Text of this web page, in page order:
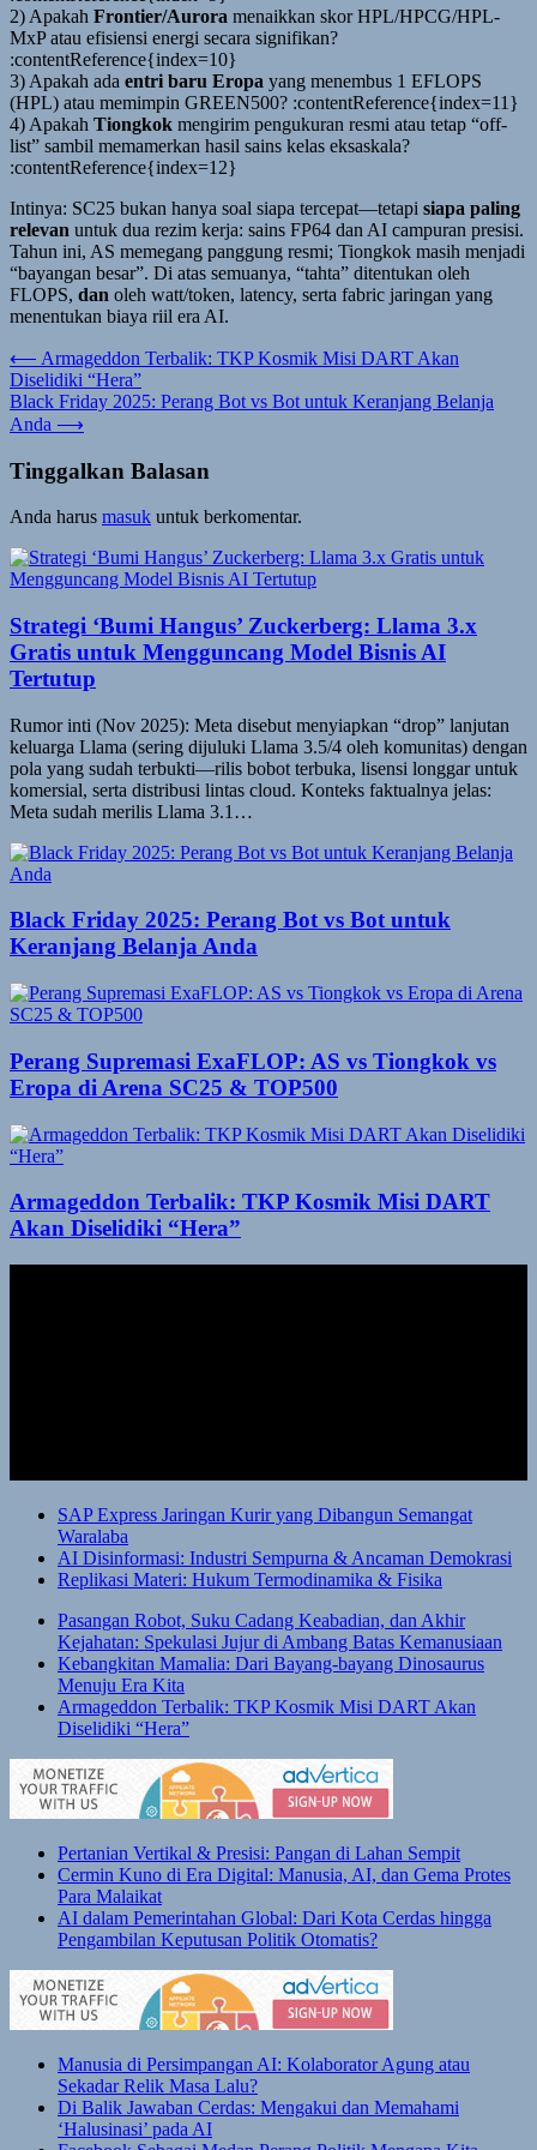
2) Apakah Frontier/Aurora menaikkan skor HPL/HPCG/HPL-
MxP atau efisiensi energi secara signifikan?
:contentReference{index=10}
3) Apakah ada entri baru Eropa yang menembus 1 EFLOPS
(HPL) atau memimpin GREEN500? :contentReference{index=11}
4) Apakah Tiongkok mengirim pengukuran resmi atau tetap “off-
list” sambil memamerkan hasil sains kelas eksaskala?
:contentReference{index=12}
Intinya: SC25 bukan hanya soal siapa tercepat—tetapi siapa paling
relevan untuk dua rezim kerja: sains FP64 dan AI campuran presisi.
Tahun ini, AS memegang panggung resmi; Tiongkok masih menjadi
“bayangan besar”. Di atas semuanya, “tahta” ditentukan oleh
FLOPS, dan oleh watt/token, latency, serta fabric jaringan yang
menentukan biaya riil era AI.
Navigasi
pos
⟵ Armageddon Terbalik: TKP Kosmik Misi DART Akan
Diselidiki “Hera”
Black Friday 2025: Perang Bot vs Bot untuk Keranjang Belanja
Anda ⟶
Tinggalkan Balasan
Anda harus masuk untuk berkomentar.
Strategi ‘Bumi Hangus’ Zuckerberg: Llama 3.x
Gratis untuk Mengguncang Model Bisnis AI
Tertutup
Rumor inti (Nov 2025): Meta disebut menyiapkan “drop” lanjutan
keluarga Llama (sering dijuluki Llama 3.5/4 oleh komunitas) dengan
pola yang sudah terbukti—rilis bobot terbuka, lisensi longgar untuk
komersial, serta distribusi lintas cloud. Konteks faktualnya jelas:
Meta sudah merilis Llama 3.1…
Black Friday 2025: Perang Bot vs Bot untuk
Keranjang Belanja Anda
Perang Supremasi ExaFLOP: AS vs Tiongkok vs
Eropa di Arena SC25 & TOP500
Armageddon Terbalik: TKP Kosmik Misi DART
Akan Diselidiki “Hera”
SAP Express Jaringan Kurir yang Dibangun Semangat
Waralaba
AI Disinformasi: Industri Sempurna & Ancaman Demokrasi
Replikasi Materi: Hukum Termodinamika & Fisika
Pasangan Robot, Suku Cadang Keabadian, dan Akhir
Kejahatan: Spekulasi Jujur di Ambang Batas Kemanusiaan
Kebangkitan Mamalia: Dari Bayang-bayang Dinosaurus
Menuju Era Kita
Armageddon Terbalik: TKP Kosmik Misi DART Akan
Diselidiki “Hera”
Pertanian Vertikal & Presisi: Pangan di Lahan Sempit
Cermin Kuno di Era Digital: Manusia, AI, dan Gema Protes
Para Malaikat
AI dalam Pemerintahan Global: Dari Kota Cerdas hingga
Pengambilan Keputusan Politik Otomatis?
Manusia di Persimpangan AI: Kolaborator Agung atau
Sekadar Relik Masa Lalu?
Di Balik Jawaban Cerdas: Mengakui dan Memahami
‘Halusinasi’ pada AI